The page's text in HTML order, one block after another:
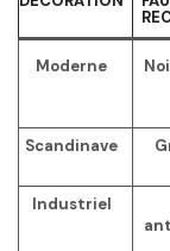
Moderne
Scandinave
Industriel